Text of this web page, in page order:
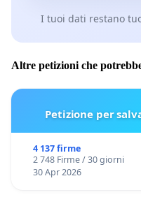
I tuoi dati restano
Altre petizioni che
Petizione per
4 137 firme
2 748 Firme / 30 giorni
30 Apr 2026